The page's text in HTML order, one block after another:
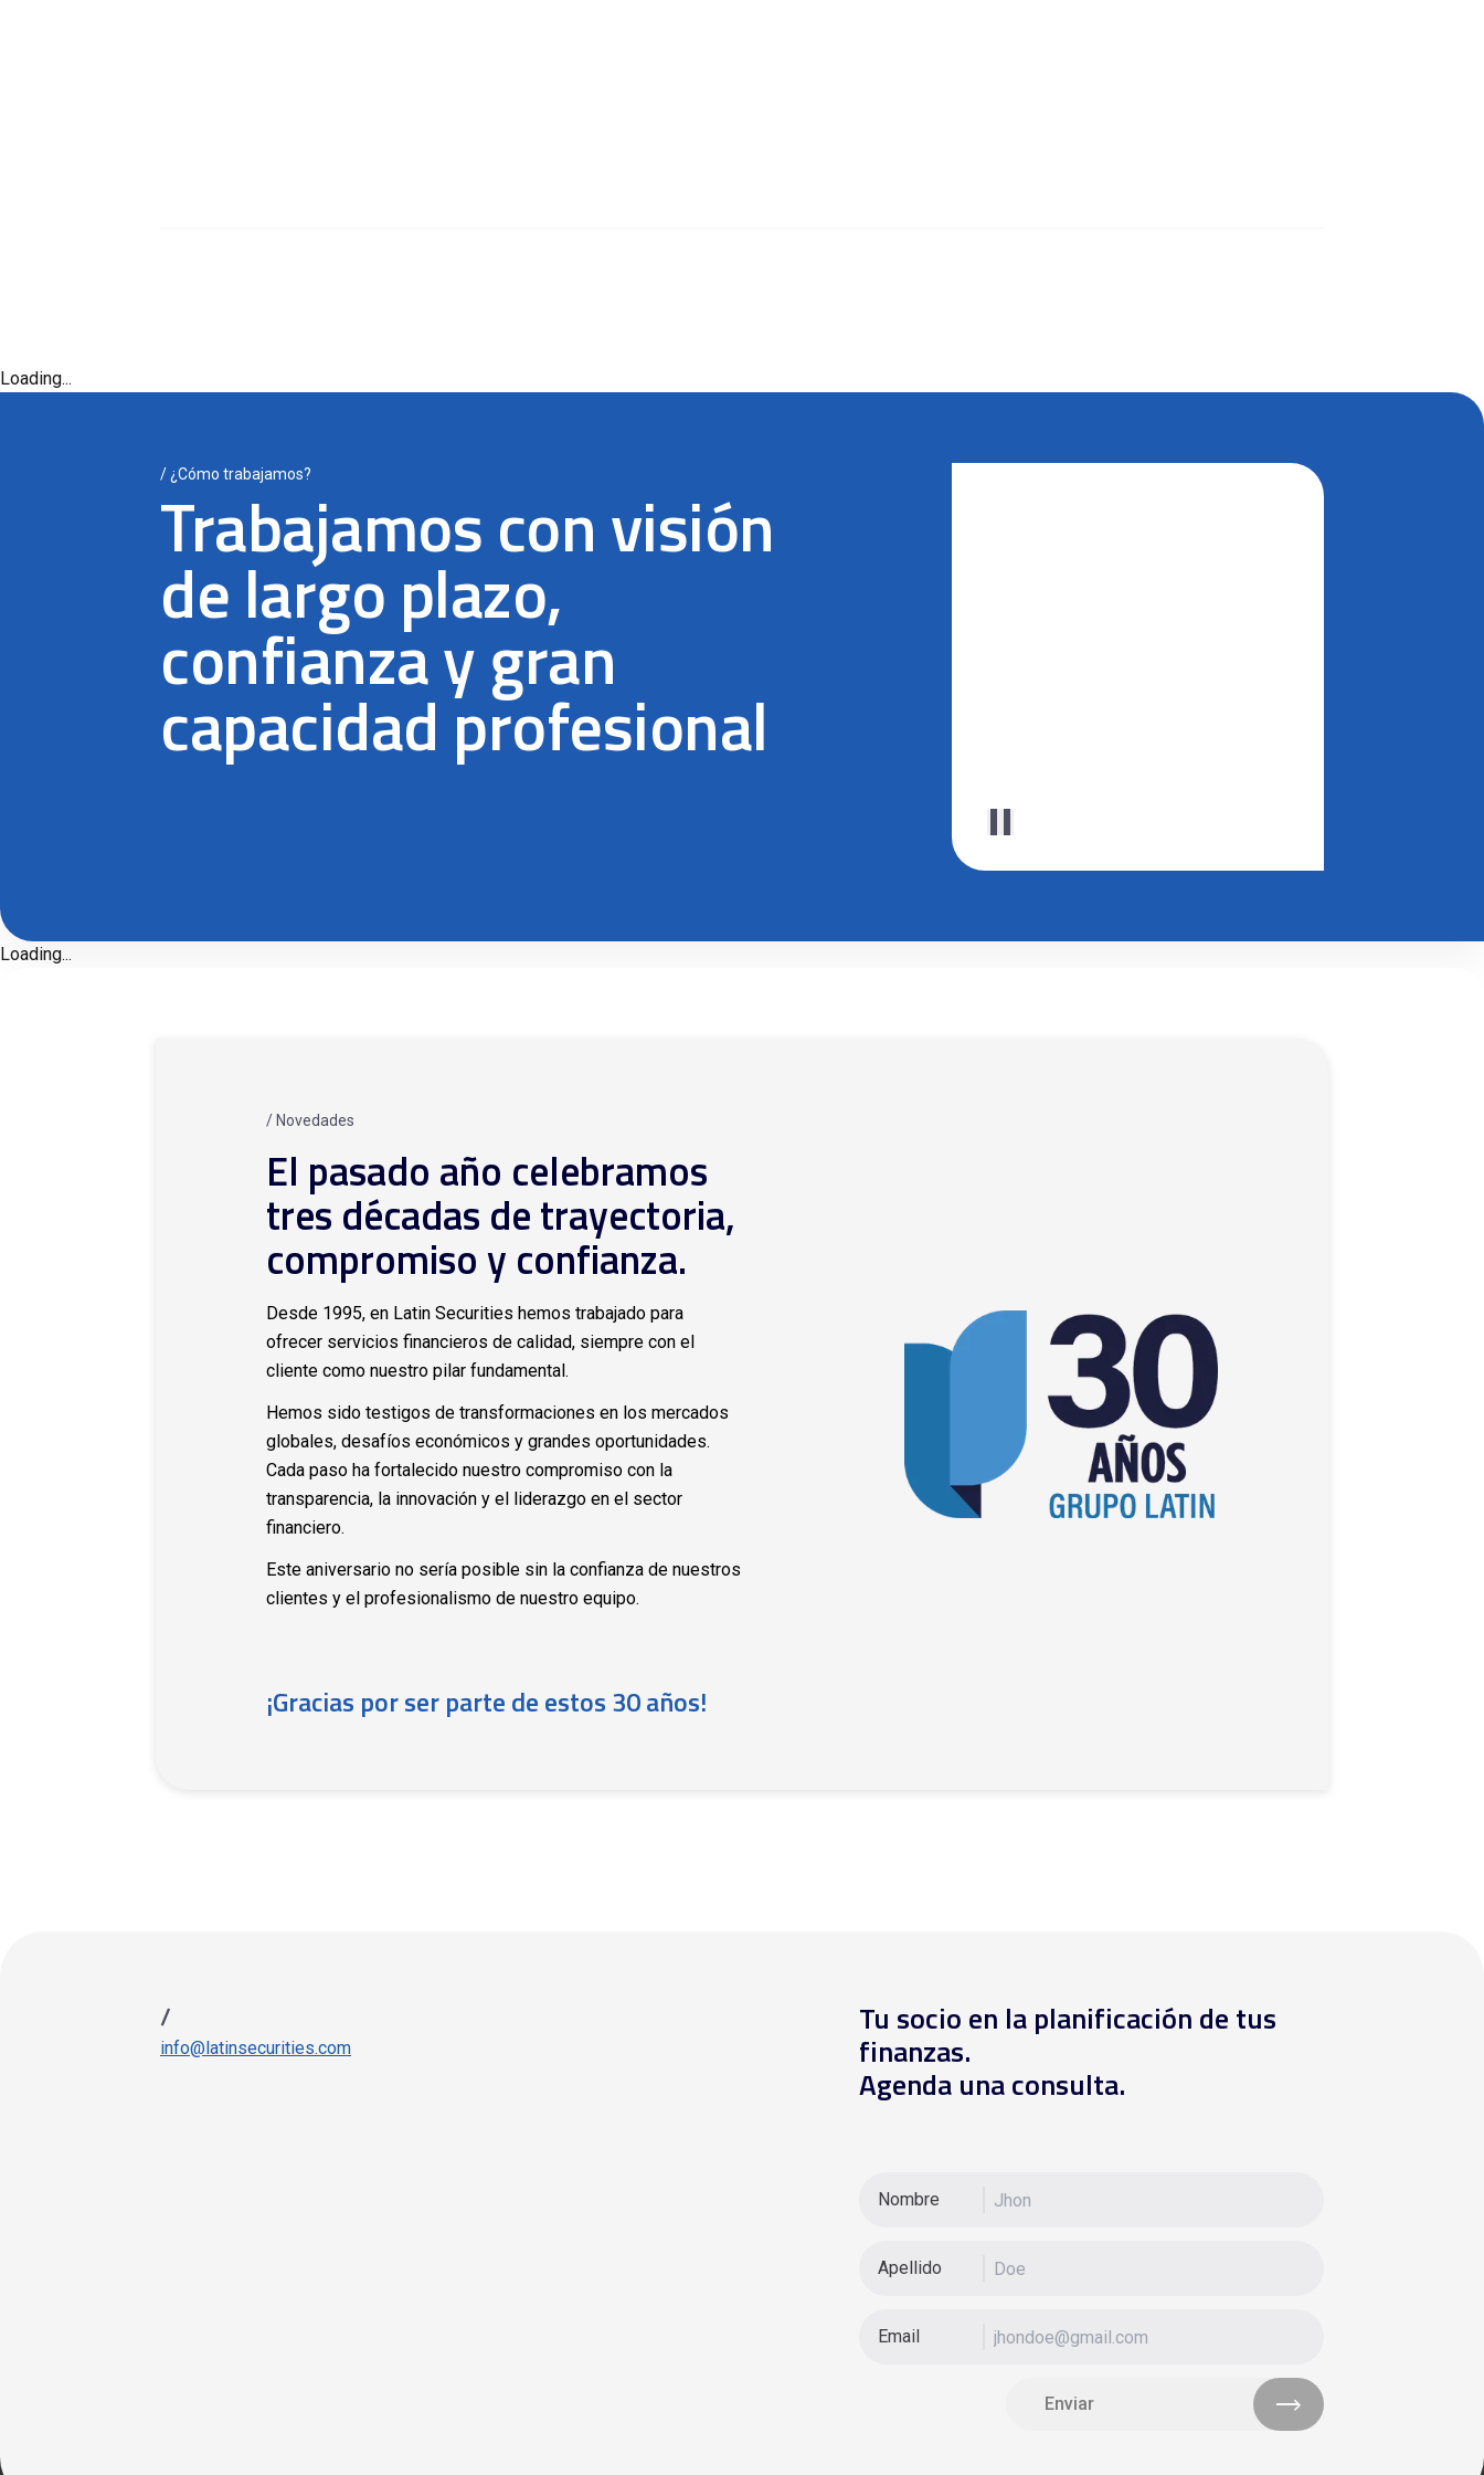
Loading...
/ ¿Cómo trabajamos?
Trabajamos con visión
de largo plazo,
confianza y gran
capacidad profesional
Loading...
/ Novedades
El pasado año celebramos
tres décadas de trayectoria,
compromiso y confianza.
Desde 1995, en Latin Securities hemos trabajado para
ofrecer servicios financieros de calidad, siempre con el
cliente como nuestro pilar fundamental.
Hemos sido testigos de transformaciones en los mercados
globales, desafíos económicos y grandes oportunidades.
Cada paso ha fortalecido nuestro compromiso con la
transparencia, la innovación y el liderazgo en el sector
financiero.
Este aniversario no sería posible sin la confianza de nuestros
clientes y el profesionalismo de nuestro equipo.
¡Gracias por ser parte de estos 30 años!
/
info@latinsecurities.com
Tu socio en la planificación de tus
finanzas.
Agenda una consulta.
Nombre
Apellido
Email
Enviar